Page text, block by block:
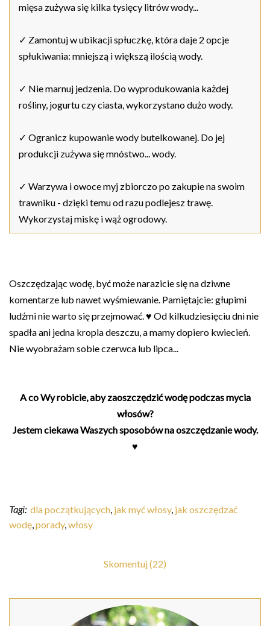
mięsa zużywa się kilka tysięcy litrów wody...
✓ Zamontuj w ubikacji spłuczkę, która daje 2 opcje
spłukiwania: mniejszą i większą ilością wody.
✓ Nie marnuj jedzenia. Do wyprodukowania każdej
rośliny, jogurtu czy ciasta, wykorzystano dużo wody.
✓ Ogranicz kupowanie wody butelkowanej. Do jej
produkcji zużywa się mnóstwo... wody.
✓ Warzywa i owoce myj zbiorczo po zakupie na swoim
trawniku - dzięki temu od razu podlejesz trawę.
Wykorzystaj miskę i wąż ogrodowy.
Oszczędzając wodę, być może narazicie się na dziwne
komentarze lub nawet wyśmiewanie. Pamiętajcie: głupimi
ludźmi nie warto się przejmować. ♥ Od kilkudziesięciu dni nie
spadła ani jedna kropla deszczu, a mamy dopiero kwiecień.
Nie wyobrażam sobie czerwca lub lipca...
A co Wy robicie, aby zaoszczędzić wodę podczas mycia
włosów?
Jestem ciekawa Waszych sposobów na oszczędzanie wody.
♥
Tagi: dla początkujących, jak myć włosy, jak oszczędzać
wodę,porady,włosy
Skomentuj (22)